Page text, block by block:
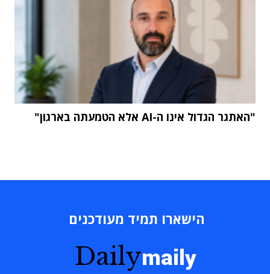
"האתגר הגדול אינו ה-AI אלא הטמעתה בארגון"
הישארו תמיד מעודכנים
Dailymaily